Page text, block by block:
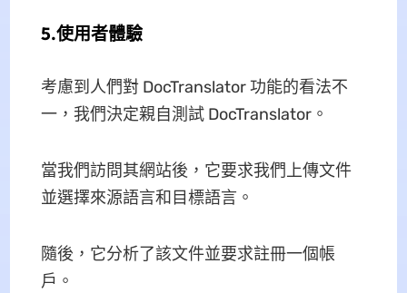
5.使用者體驗
考慮到人們對 DocTranslator 功能的看法不
一，我們決定親自測試 DocTranslator。
當我們訪問其網站後，它要求我們上傳文件
並選擇來源語言和目標語言。
隨後，它分析了該文件並要求註冊一個帳
戶。